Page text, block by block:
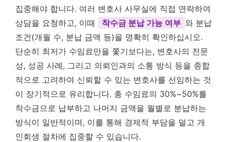
집중해야 합니다. 여러 변호사 사무실에 직접 연락하여
상담을 요청하고, 이때
착수금 분납 가능 여부 와 분납
조건(개월 수, 분납 금액 등)을 명확히 확인하십시오.
단순히 최저가 수임료만을 쫓기보다는, 변호사의 전문
성, 성공 사례, 그리고 의뢰인과의 소통 방식 등을 종합
적으로 고려하여 신뢰할 수 있는 변호사를 선임하는 것
이 장기적으로 유리합니다. 총 수임료의 30%~50%를
착수금으로 납부하고 나머지 금액을 월별로 분납하는
방식이 일반적이며, 이를 통해 경제적 부담을 덜고 개
인회생 절차에 집중할 수 있습니다.